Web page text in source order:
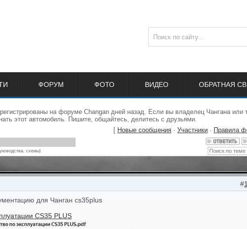
ФОРУМ ФОТО ВИДЕО ОБРАТНАЯ
на форуме Changan дней назад. Если вы владелец Чангана или
этот автомобиль. Пишите, общайтесь, делитесь с друзьями.
[ Новые сообщения · Участники · Правила
схемы)
#1
для Чанган cs35plus
CS35 PLUS